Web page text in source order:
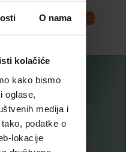
O nama
kolačiće
kako bismo
oglase,
medija i
podatke o
lokacije
Dodaj u košaricu
i ekskluzivne promocije
za novosti